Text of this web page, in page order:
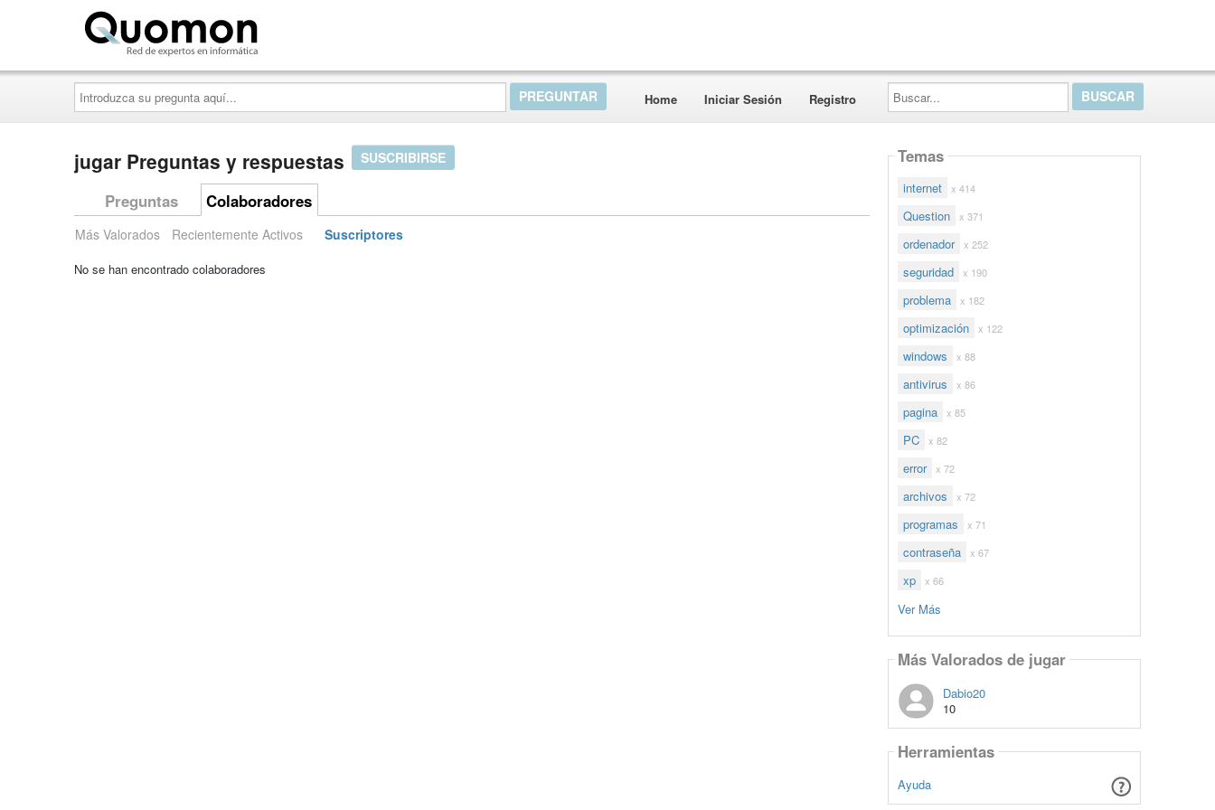
Introduzca
su
pregunta
aquí...
Home Iniciar Sesión Registro
Buscar...
jugar Preguntas y respuestas SUSCRIBIRSE
Preguntas Colaboradores
Más Valorados Recientemente Activos Suscriptores
No se han encontrado colaboradores
Temas
internet x 414
Question x 371
ordenador x 252
seguridad x 190
problema x 182
optimización x 122
windows x 88
antivirus x 86
pagina x 85
PC x 82
error x 72
archivos x 72
programas x 71
contraseña x 67
xp x 66
Ver Más
Más Valorados de jugar
Dabio20
10
Herramientas
Ayuda